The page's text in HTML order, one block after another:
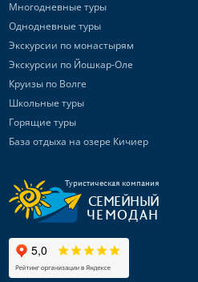
Многодневные туры
Однодневные туры
Экскурсии по монастырям
Экскурсии по Йошкар-Оле
Круизы по Волге
Школьные туры
Горящие туры
База отдыха на озере Кичиер
Туристическая компания
СЕМЕЙНЫЙ
ЧЕМОДАН